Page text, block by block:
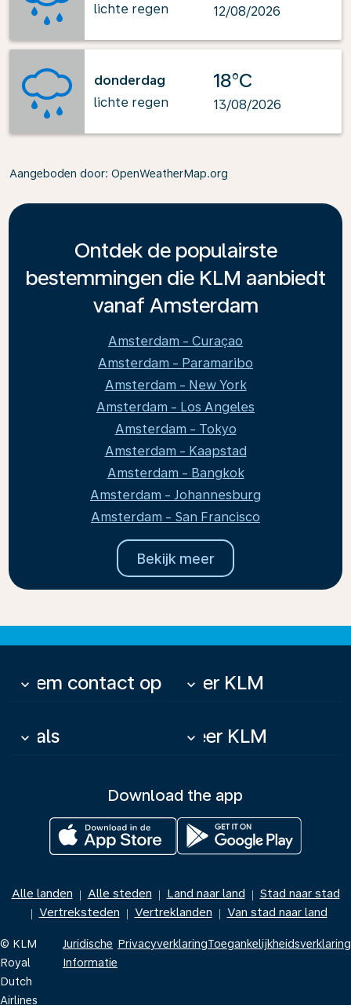
lichte regen
12/08/2026
donderdag
lichte regen
18°C
13/08/2026
Aangeboden door: OpenWeatherMap.org
Ontdek de populairste
bestemmingen die KLM aanbiedt
vanaf Amsterdam
Amsterdam - Curaçao
Amsterdam - Paramaribo
Amsterdam - New York
Amsterdam - Los Angeles
Amsterdam - Tokyo
Amsterdam - Kaapstad
Amsterdam - Bangkok
Amsterdam - Johannesburg
Amsterdam - San Francisco
Bekijk meer
Neem contact op
keyboard_arrow_down Over KLM
keyboard_arrow_down
Deals
keyboard_arrow_down Meer KLM
keyboard_arrow_down
Download the app
Alle landen | Alle steden | Land naar land | Stad naar stad
| Vertreksteden | Vertreklanden | Van stad naar land
© KLM
Royal
Dutch
Airlines
Juridische
Informatie
PrivacyverklaringToegankelijkheidsverklaring